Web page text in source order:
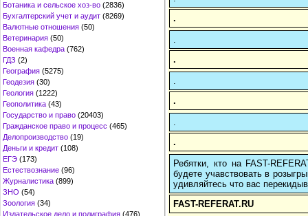
Ботаника и сельское хоз-во (2836)
Бухгалтерский учет и аудит (8269)
Валютные отношения (50)
Ветеринария (50)
Военная кафедра (762)
ГДЗ (2)
География (5275)
Геодезия (30)
Геология (1222)
Геополитика (43)
Государство и право (20403)
Гражданское право и процесс (465)
Делопроизводство (19)
Деньги и кредит (108)
ЕГЭ (173)
Естествознание (96)
Журналистика (899)
ЗНО (54)
Зоология (34)
Издательское дело и полиграфия (476)
.
.
.
.
Ребятки, кто на FAST-
будете учавствовать в
удивляйтесь что вас
FAST-REFERAT.RU